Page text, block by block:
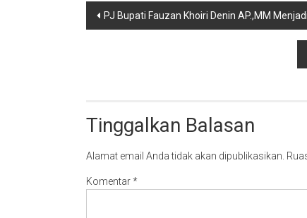
Navigasi
PJ Bupati Fauzan Khoiri Denin AP.,MM
Tinggalkan Balasan
Alamat email Anda tidak akan dipublikasikan.
Komentar*